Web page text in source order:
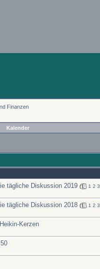
Finanzen
Kalender
tägliche Diskussion 2019 ( 1 2 3
tägliche Diskussion 2018 ( 1 2 3
Kerzen